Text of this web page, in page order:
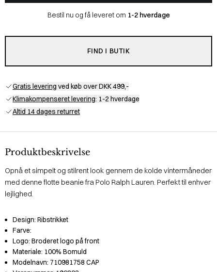
Bestil nu og få leveret om 1-2 hverdage
FIND I BUTIK
Gratis levering ved køb over DKK 499,-
Klimakompenseret levering: 1-2 hverdage
Altid 14 dages returret
Produktbeskrivelse
Opnå et simpelt og stilrent look gennem de kolde vintermåneder
med denne flotte beanie fra Polo Ralph Lauren. Perfekt til enhver
lejlighed.
Design: Ribstrikket
Farve:
Logo: Broderet logo på front
Materiale: 100% Bomuld
Modelnavn: 710981758 CAP